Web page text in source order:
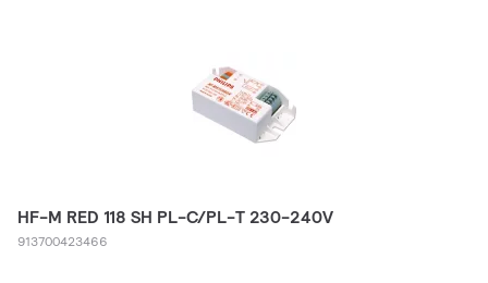
HF-M RED 118 SH PL-C/PL-T 230-240V
913700423466